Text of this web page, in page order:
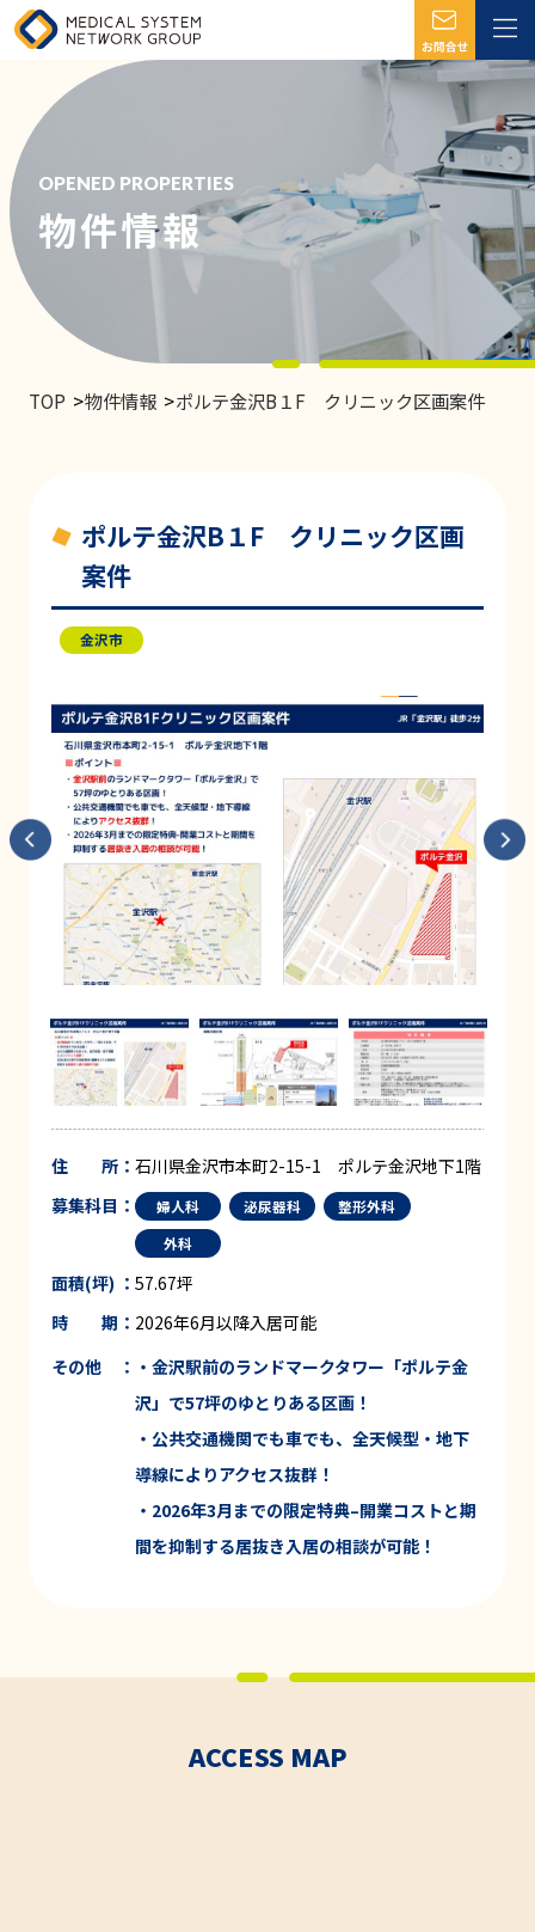
OPENED PROPERTIES
物件情報
TOP 物件情報 ポルテ金沢B１F クリニック区画案件
ポルテ金沢B１F クリニック区画
案件
金沢市
住 所： 石川県金沢市本町2-15-1 ポルテ金沢地下1階
募集科目：
婦人科 泌尿器科
整形外科
外科
面積(坪) ： 57.67坪
時 期： 2026年6月以降入居可能
その他 ： ・ 金沢駅前のランドマークタワー「ポルテ金
沢」で57坪のゆとりある区画！
・公共交通機関でも車でも、全天候型・地下
導線によりアクセス抜群！
・ 2026年3月までの限定特典–開業コストと期
間を抑制する居抜き入居の相談が可能！
ACCESS MAP